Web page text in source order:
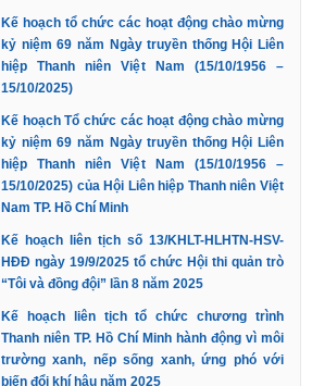
Kế hoạch tổ chức các hoạt động chào mừng
kỷ niệm 69 năm Ngày truyền thống Hội Liên
hiệp Thanh niên Việt Nam (15/10/1956 –
15/10/2025)
Kế hoạch Tổ chức các hoạt động chào mừng
kỷ niệm 69 năm Ngày truyền thống Hội Liên
hiệp Thanh niên Việt Nam (15/10/1956 –
15/10/2025) của Hội Liên hiệp Thanh niên Việt
Nam TP. Hồ Chí Minh
Kế hoạch liên tịch số 13/KHLT-HLHTN-HSV-
HĐĐ ngày 19/9/2025 tổ chức Hội thi quản trò
“Tôi và đồng đội” lần 8 năm 2025
Kế hoạch liên tịch tổ chức chương trình
Thanh niên TP. Hồ Chí Minh hành động vì môi
trường xanh, nếp sống xanh, ứng phó với
biến đổi khí hậu năm 2025